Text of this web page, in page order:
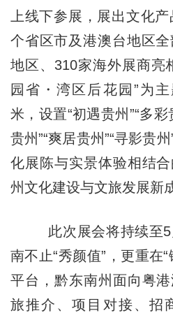
上线下参展，展出文化
个省区市及港澳台地区
地区、310家海外展商亮
园省・湾区后花园”为
米，设置“初遇贵州”“多彩
贵州”“爽居贵州”“寻影贵
化展陈与实景体验相结
州文化建设与文旅发展新
此次展会将持续至5
南不止“秀颜值”，更重在
平台，黔东南州面向粤
旅推介、项目对接、招